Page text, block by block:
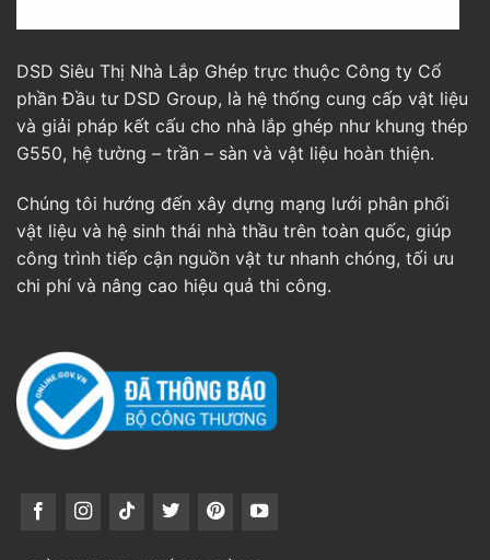
DSD Siêu Thị Nhà Lắp Ghép trực thuộc Công ty Cổ
phần Đầu tư DSD Group, là hệ thống cung cấp vật liệu
và giải pháp kết cấu cho nhà lắp ghép như khung thép
G550, hệ tường – trần – sàn và vật liệu hoàn thiện.
Chúng tôi hướng đến xây dựng mạng lưới phân phối
vật liệu và hệ sinh thái nhà thầu trên toàn quốc, giúp
công trình tiếp cận nguồn vật tư nhanh chóng, tối ưu
chi phí và nâng cao hiệu quả thi công.